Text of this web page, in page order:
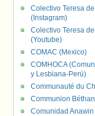
Colectivo Teresa
(Instagram)
Colectivo Teresa
(Youtube)
COMAC (Mexico)
COMHOCA
y Lesbiana-Perú)
Communauté du
Communion
Comunidad